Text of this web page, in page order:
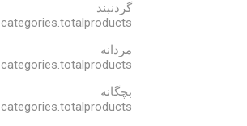
گردنبند
categories.totalproducts
مردانه
categories.totalproducts
بچگانه
categories.totalproducts